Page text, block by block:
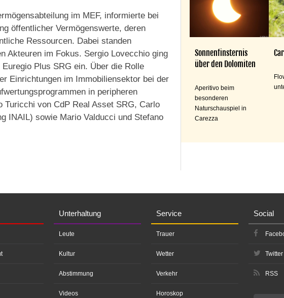
im MEF, informierte bei
öffentlicher Vermögenswerte, deren
Ressourcen. Dabei standen
Akteuren im Fokus. Sergio Lovecchio ging
Plus SRG ein. Über die Rolle
Einrichtungen im Immobiliensektor bei der
in peripheren
Turicchi von CdP Real Asset SRG, Carlo
INAIL) sowie Mario Valducci und Stefano
Sonnenfinsternis
über den Dolomiten
Aperitivo beim
besonderen
Naturschauspiel in
Carezza
Unterhaltung
Leute
Kultur
Abstimmung
Videos
Service
Trauer
Wetter
Verkehr
Horoskop
Social
Twitter
RSS